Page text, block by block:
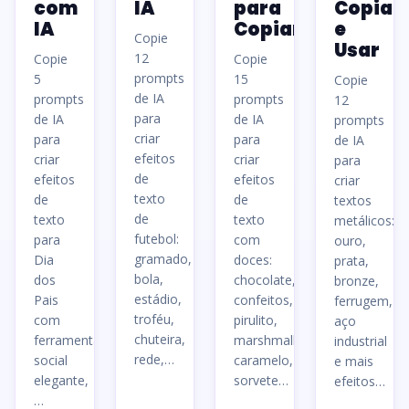
com
IA
Copie
5
prompts
de IA
para
criar
efeitos
de
texto
para
Dia
dos
Pais
com
ferramentas,
social
elegante,
…
IA
Copie
12
prompts
de IA
para
criar
efeitos
de
texto
de
futebol:
gramado,
bola,
estádio,
troféu,
chuteira,
rede,…
para
Copiar
Copie
15
prompts
de IA
para
criar
efeitos
de
texto
com
doces:
chocolate,
confeitos,
pirulito,
marshmallow,
caramelo,
sorvete…
Copiar
e
Usar
Copie
12
prompts
de IA
para
criar
textos
metálicos:
ouro,
prata,
bronze,
ferrugem,
aço
industrial
e mais
efeitos…